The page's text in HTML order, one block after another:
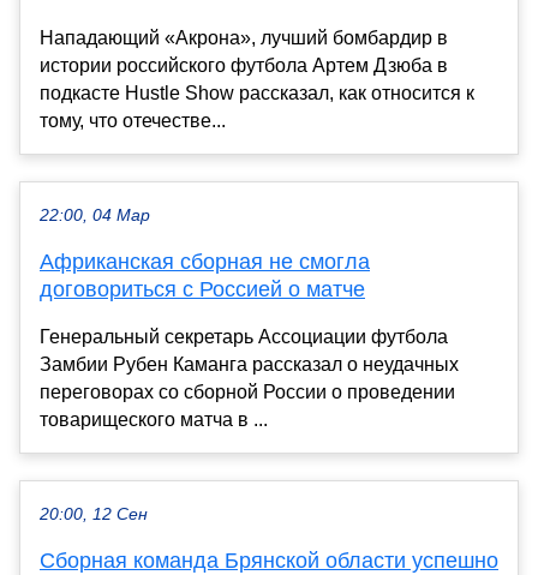
Нападающий «Акрона», лучший бомбардир в
истории российского футбола Артем Дзюба в
подкасте Hustle Show рассказал, как относится к
тому, что отечестве...
22:00, 04 Мар
Африканская сборная не смогла
договориться с Россией о матче
Генеральный секретарь Ассоциации футбола
Замбии Рубен Каманга рассказал о неудачных
переговорах со сборной России о проведении
товарищеского матча в ...
20:00, 12 Сен
Сборная команда Брянской области успешно